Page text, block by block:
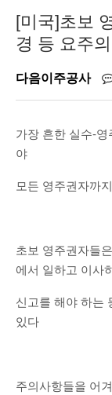
[미국]초보
경 등 요주의
다음이주공사
가장 흔한 실수-
야
모든 영주권자까
초보 영주권자들
에서 일하고 이사
신고를 해야 하는
있다
주의사항들을 어